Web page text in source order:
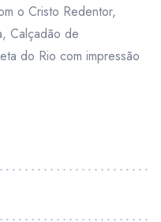
o Cristo Redentor,
Calçadão de
do Rio com impressão